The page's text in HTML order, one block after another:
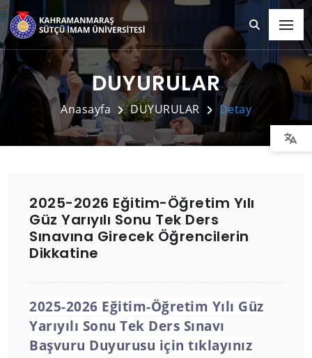
DUYURULAR
Anasayfa DUYURULAR Detay
2025-2026 Eğitim-Öğretim Yılı
Güz Yarıyılı Sonu Tek Ders
Sınavına Girecek Öğrencilerin
Dikkatine
2025-2026 Eğitim-Öğretim Yılı Güz
Yarıyılı Sonu Tek Ders Sınavı
Başvuru Duyurusu için tıklayınız